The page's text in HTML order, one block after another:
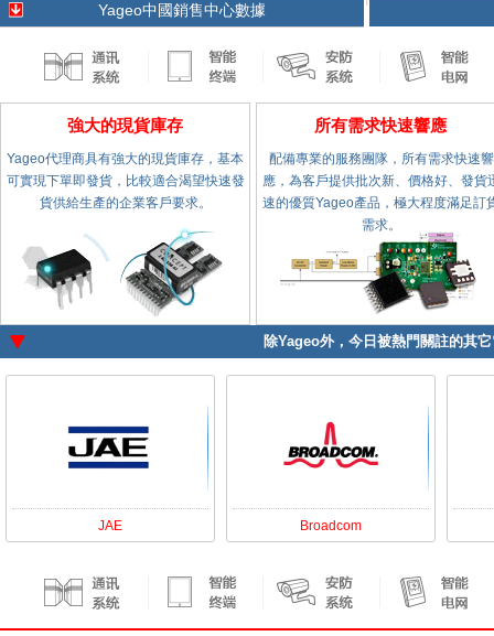
Yageo中國銷售中心數據
強大的現貨庫存
Yageo代理商具有強大的現貨庫存，基本
可實現下單即發貨，比較適合渴望快速發
貨供給生產的企業客戶要求。
所有需求快速響應
配備專業的服務團隊，所有需求快速響
應，為客戶提供批次新、價格好、發貨
速的優質Yageo產品，極大程度滿足訂
需求。
除Yageo外，今日被熱門關註的其
JAE Broadcom